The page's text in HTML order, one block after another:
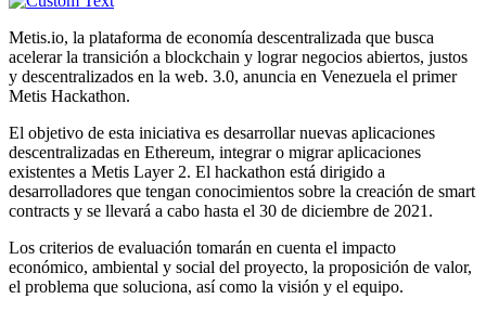
Metis.io, la plataforma de economía descentralizada que busca
acelerar la transición a blockchain y lograr negocios abiertos, justos
y descentralizados en la web. 3.0, anuncia en Venezuela el primer
Metis Hackathon.
El objetivo de esta iniciativa es desarrollar nuevas aplicaciones
descentralizadas en Ethereum, integrar o migrar aplicaciones
existentes a Metis Layer 2. El hackathon está dirigido a
desarrolladores que tengan conocimientos sobre la creación de smart
contracts y se llevará a cabo hasta el 30 de diciembre de 2021.
Los criterios de evaluación tomarán en cuenta el impacto
económico, ambiental y social del proyecto, la proposición de valor,
el problema que soluciona, así como la visión y el equipo.